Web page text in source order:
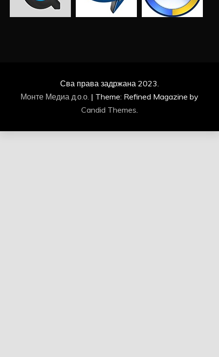
Сва права задржана 2023.
Монте Медиа д.о.о. | Theme: Refined Magazine by
Candid Themes.